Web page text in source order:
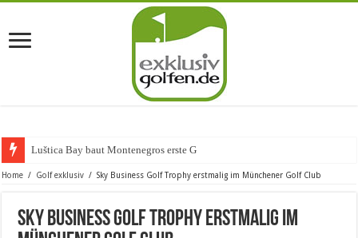
Luštica Bay baut Montenegros erste Golf-Commu
Home / Golf exklusiv / Sky Business Golf Trophy erstmalig im Münchener Golf Club
Sky Business Golf Trophy erstmalig im